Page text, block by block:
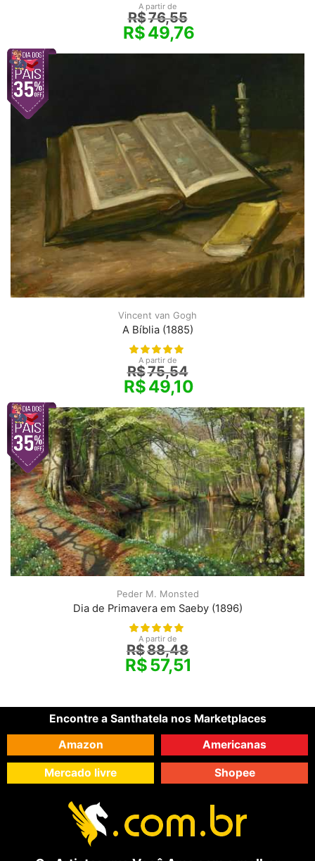
A partir de
R$76,55
R$49,76
Vincent van Gogh
A Bíblia (1885)
A partir de
R$75,54
R$49,10
Peder M. Monsted
Dia de Primavera em Saeby (1896)
A partir de
R$88,48
R$57,51
Encontre a Santhatela nos Marketplaces
Amazon
Americanas
Mercado livre Shopee